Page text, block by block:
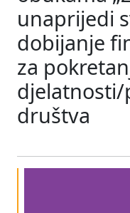
unaprijedi
dobijanje
za
društva